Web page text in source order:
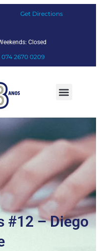
Get Directions
Closed
074 2670 0209
#12 – Diego